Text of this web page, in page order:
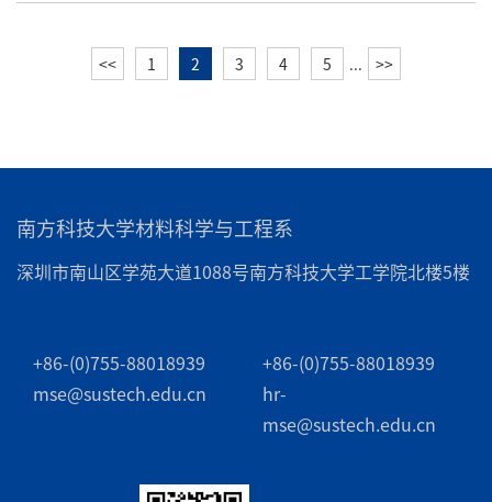
<< 1 2 3 4 5 ... >>
南方科技大学材料科学与工程系
深圳市南山区学苑大道1088号南方科技大学工学院北楼5楼
+86-(0)755-88018939
mse@sustech.edu.cn
+86-(0)755-88018939
hr-
mse@sustech.edu.cn